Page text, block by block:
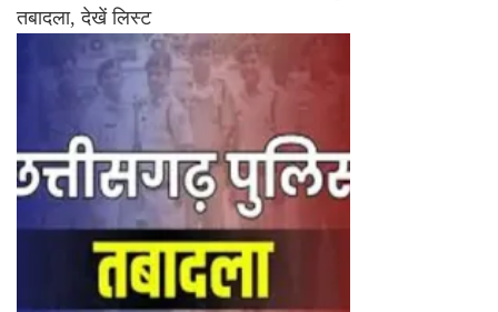
तबादला, देखें लिस्ट